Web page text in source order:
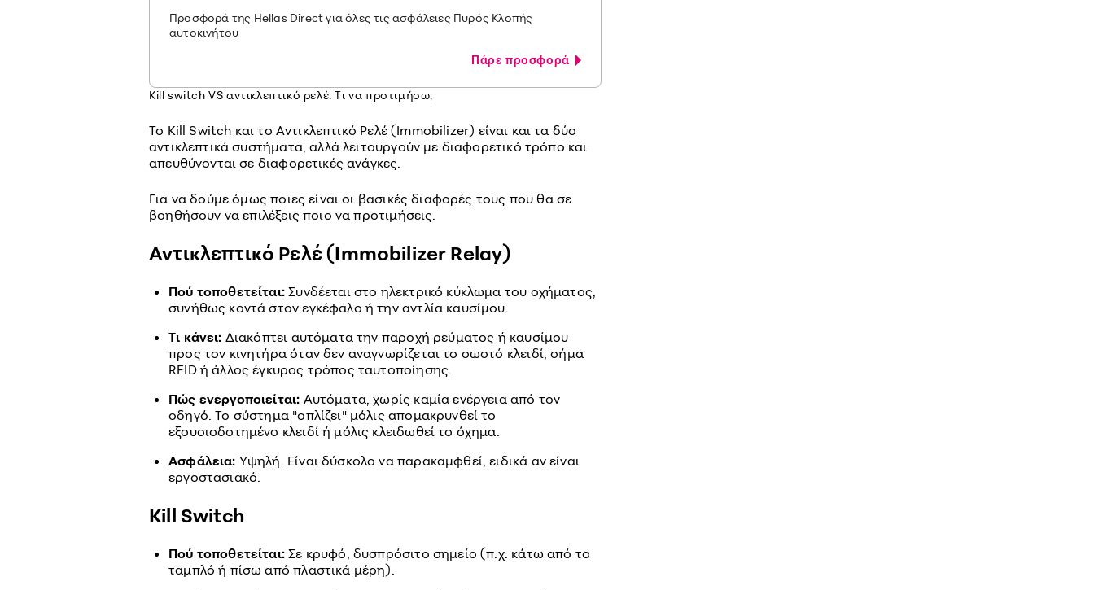
Προσφορά της Hellas Direct για όλες τις ασφάλειες Πυρός Κλοπής
αυτοκινήτου
Πάρε προσφορά
Κill switch VS αντικλεπτικό ρελέ: Tι να προτιμήσω;
Το Kill Switch και το Αντικλεπτικό Ρελέ (Immobilizer) είναι και τα δύο
αντικλεπτικά συστήματα, αλλά λειτουργούν με διαφορετικό τρόπο και
απευθύνονται σε διαφορετικές ανάγκες.
Για να δούμε όμως ποιες είναι οι βασικές διαφορές τους που θα σε
βοηθήσουν να επιλέξεις ποιο να προτιμήσεις.
Αντικλεπτικό Ρελέ (Immobilizer Relay)
Πού τοποθετείται: Συνδέεται στο ηλεκτρικό κύκλωμα του οχήματος,
συνήθως κοντά στον εγκέφαλο ή την αντλία καυσίμου.
Τι κάνει: Διακόπτει αυτόματα την παροχή ρεύματος ή καυσίμου
προς τον κινητήρα όταν δεν αναγνωρίζεται το σωστό κλειδί, σήμα
RFID ή άλλος έγκυρος τρόπος ταυτοποίησης.
Πώς ενεργοποιείται: Αυτόματα, χωρίς καμία ενέργεια από τον
οδηγό. Το σύστημα "οπλίζει" μόλις απομακρυνθεί το
εξουσιοδοτημένο κλειδί ή μόλις κλειδωθεί το όχημα.
Ασφάλεια: Υψηλή. Είναι δύσκολο να παρακαμφθεί, ειδικά αν είναι
εργοστασιακό.
Kill Switch
Πού τοποθετείται: Σε κρυφό, δυσπρόσιτο σημείο (π.χ. κάτω από το
ταμπλό ή πίσω από πλαστικά μέρη).